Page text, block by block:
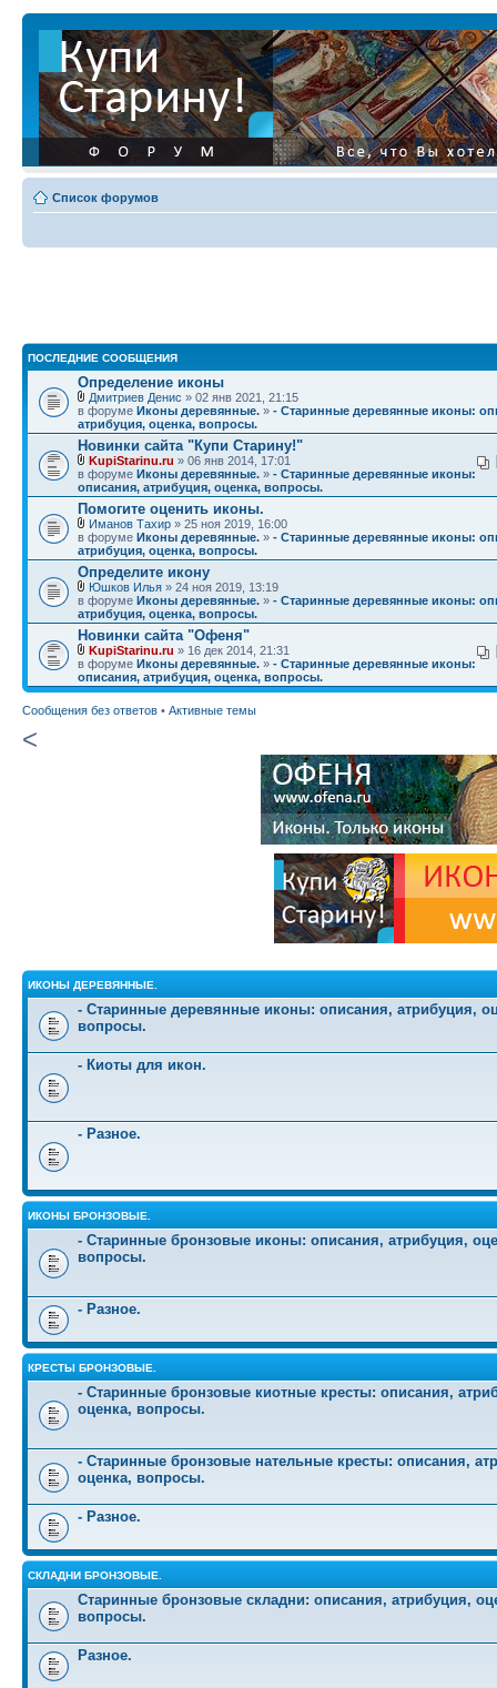
Список форумов
ПОСЛЕДНИЕ СООБЩЕНИЯ
Определение иконы
Дмитриев Денис » 02 янв 2021, 21:15
в форуме Иконы деревянные. » - Старинные деревянные иконы:
атрибуция, оценка, вопросы.
Новинки сайта "Купи Старину!"
KupiStarinu.ru » 06 янв 2014, 17:01
в форуме Иконы деревянные. » - Старинные деревянные иконы:
описания, атрибуция, оценка, вопросы.
Помогите оценить иконы.
Иманов Тахир » 25 ноя 2019, 16:00
в форуме Иконы деревянные. » - Старинные деревянные иконы:
атрибуция, оценка, вопросы.
Определите икону
Юшков Илья » 24 ноя 2019, 13:19
в форуме Иконы деревянные. » - Старинные деревянные иконы:
атрибуция, оценка, вопросы.
Новинки сайта "Офеня"
KupiStarinu.ru » 16 дек 2014, 21:31
в форуме Иконы деревянные. » - Старинные деревянные иконы:
описания, атрибуция, оценка, вопросы.
Сообщения без ответов • Активные темы
<
ИКОНЫ ДЕРЕВЯННЫЕ.
- Старинные деревянные иконы: описания, атрибуция,
вопросы.
- Киоты для икон.
- Разное.
ИКОНЫ БРОНЗОВЫЕ.
- Старинные бронзовые иконы: описания, атрибуция,
вопросы.
- Разное.
КРЕСТЫ БРОНЗОВЫЕ.
- Старинные бронзовые киотные кресты: описания,
оценка, вопросы.
- Старинные бронзовые нательные кресты: описания,
оценка, вопросы.
- Разное.
СКЛАДНИ БРОНЗОВЫЕ.
Старинные бронзовые складни: описания, атрибуция,
вопросы.
Разное.